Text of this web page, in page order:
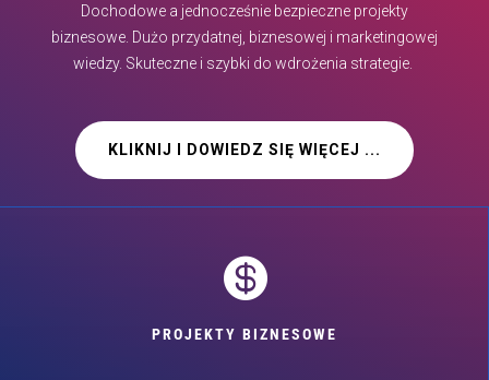
Dochodowe a jednocześnie bezpieczne projekty
biznesowe. Dużo przydatnej, biznesowej i marketingowej
wiedzy. Skuteczne i szybki do wdrożenia strategie.
KLIKNIJ I DOWIEDZ SIĘ WIĘCEJ ...

PROJEKTY BIZNESOWE